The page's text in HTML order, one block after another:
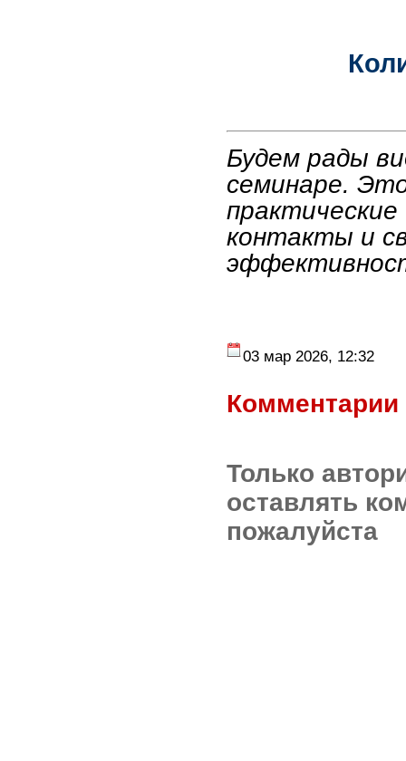
Будем рады
семинаре.
контакты и
03 мар 2026, 12:32
Комментарии
Только
оставлять
пожалуйста